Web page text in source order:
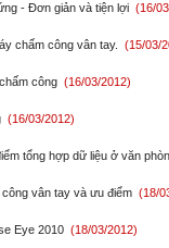
- Đơn giản và tiện lợi (16/
chấm công vân tay. (15/03/
công (16/03/2012)
(16/03/2012)
tổng hợp dữ liệu ở văn
vân tay và ưu điểm (18/
Eye 2010 (18/03/2012)